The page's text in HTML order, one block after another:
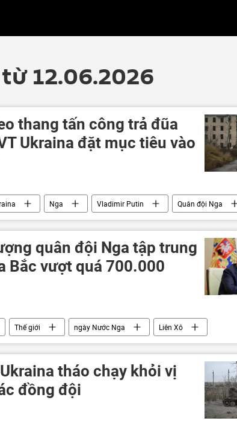
12.06.2026
thang tấn công trả đũa
Ukraina đặt mục tiêu vào
Nga Vladimir Putin
Quân đội Nga
Quân sự xung đột quân sự UAV
Donbass
quân đội Nga tập trung
Bắc vượt quá 700.000
Thế giới ngày Nước Nga
Liên Xô
tháo chạy khỏi vị
đồng đội